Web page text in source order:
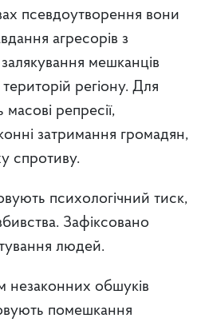
псевдоутворення вони
агресорів з
мешканців
регіону. Для
репресії,
затримання громадян,
спротиву.
психологічний тиск,
Зафіксовано
людей.
незаконних обшуків
помешкання